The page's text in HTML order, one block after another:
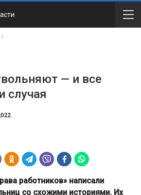
— и все
случая
работников» написали
со схожими историями. Их